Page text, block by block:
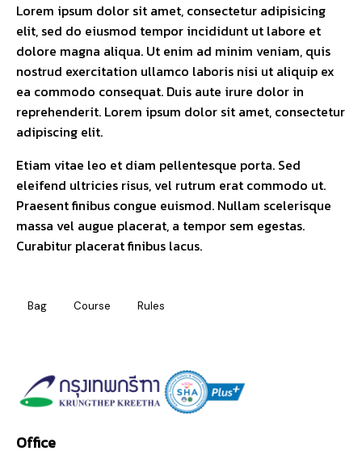
Lorem ipsum dolor sit amet, consectetur adipisicing
elit, sed do eiusmod tempor incididunt ut labore et
dolore magna aliqua. Ut enim ad minim veniam, quis
nostrud exercitation ullamco laboris nisi ut aliquip ex
ea commodo consequat. Duis aute irure dolor in
reprehenderit. Lorem ipsum dolor sit amet, consectetur
adipiscing elit.
Etiam vitae leo et diam pellentesque porta. Sed
eleifend ultricies risus, vel rutrum erat commodo ut.
Praesent finibus congue euismod. Nullam scelerisque
massa vel augue placerat, a tempor sem egestas.
Curabitur placerat finibus lacus.
Bag Course Rules
Office